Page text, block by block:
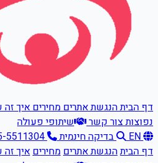
דף הביתהנגשת אתריםמחיריםאיך
נפוצותצור קשר
שיתופי פעולה
EN
בדיקה חינמית
055-5511304
דף הביתהנגשת אתריםמחיריםאיך זה